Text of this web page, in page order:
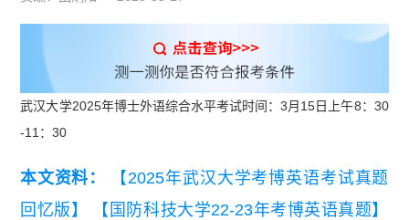
武汉大学2025年博士外语综合水平考试时间：3月15日上午8：30
-11：30
本文资料：
【2025年武汉大学考博英语考试真题
回忆版】
【国防科技大学22-23年考博英语真题】